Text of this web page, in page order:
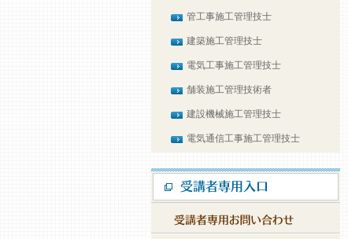
管工事施工管理技士
建築施工管理技士
電気工事施工管理技士
舗装施工管理技術者
建設機械施工管理技士
電気通信工事施工管理技士